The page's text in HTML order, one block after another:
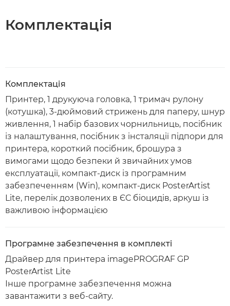
Комплектація
Комплектація
Принтер, 1 друкуюча головка, 1 тримач рулону
(котушка), 3-дюймовий стрижень для паперу, шнур
живлення, 1 набір базових чорнильниць, посібник
із налаштування, посібник з інсталяції підпори для
принтера, короткий посібник, брошура з
вимогами щодо безпеки й звичайних умов
експлуатації, компакт-диск із програмним
забезпеченням (Win), компакт-диск PosterArtist
Lite, перелік дозволених в ЄС біоцидів, аркуш із
важливою інформацією
Програмне забезпечення в комплекті
Драйвер для принтера imagePROGRAF GP
PosterArtist Lite
Інше програмне забезпечення можна
завантажити з веб-сайту.